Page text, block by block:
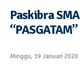
Paskibra
“PASGATAM”
Minggu, 19 Januari 2020